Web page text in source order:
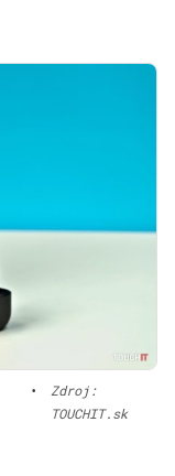
•
Zdroj:
TOUCHIT.sk